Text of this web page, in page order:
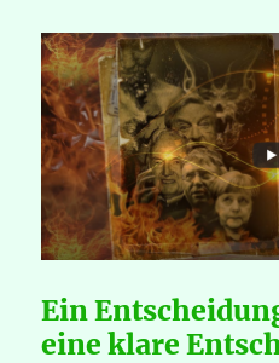
Ein
eine klare